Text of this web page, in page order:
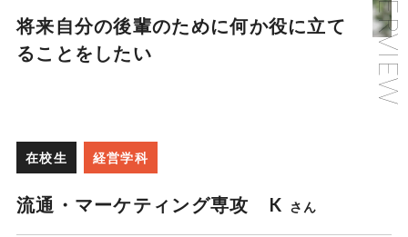
将来自分の後輩のために何か役に立て
ることをしたい
在校生 経営学科
流通・マーケティング専攻 K さん